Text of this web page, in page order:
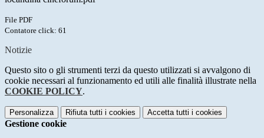
File PDF
Contatore click: 61
Notizie
Questo sito o gli strumenti terzi da questo utilizzati si avvalgono di
cookie necessari al funzionamento ed utili alle finalità illustrate nella
COOKIE POLICY.
Personalizza Rifiuta tutti i cookies Accetta tutti i cookies
Gestione cookie